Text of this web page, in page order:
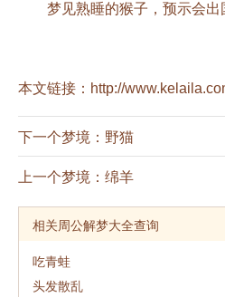
梦见熟睡的猴子，预示会出
本文链接： http://
下一个梦境： 野猫
上一个梦境： 绵羊
相关周公解梦大全查询
吃青蛙
头发散乱